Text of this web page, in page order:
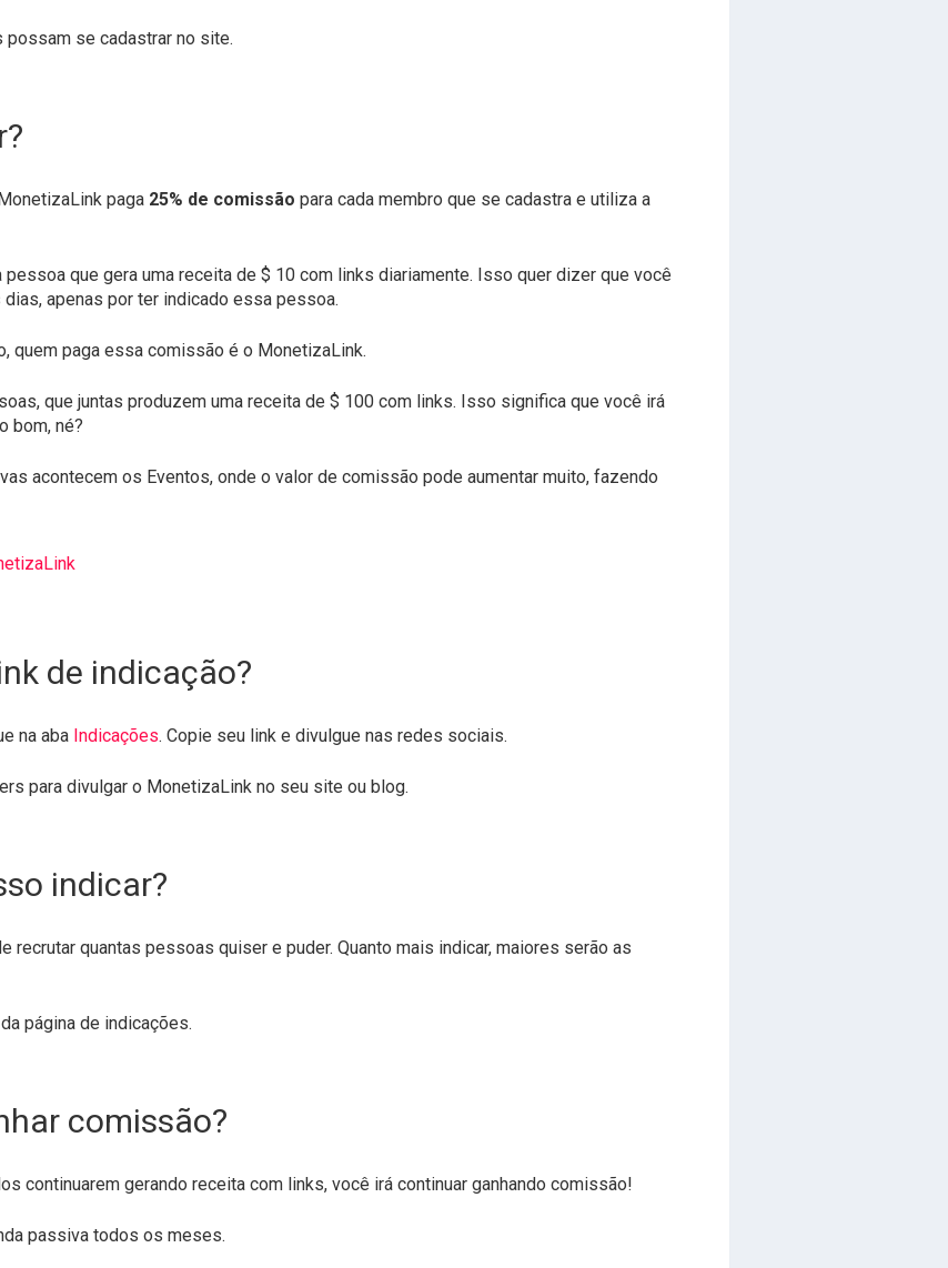
possam se cadastrar no site.
paga 25% de comissão para cada membro que se cadastra e utiliza a
pessoa que gera uma receita de $ 10 com links diariamente. Isso quer dizer que você
apenas por ter indicado essa pessoa.
quem paga essa comissão é o MonetizaLink.
que juntas produzem uma receita de $ 100 com links. Isso significa que você irá
bom, né?
acontecem os Eventos, onde o valor de comissão pode aumentar muito, fazendo
de indicação?
na aba Indicações. Copie seu link e divulgue nas redes sociais.
para divulgar o MonetizaLink no seu site ou blog.
indicar?
recrutar quantas pessoas quiser e puder. Quanto mais indicar, maiores serão as
página de indicações.
comissão?
continuarem gerando receita com links, você irá continuar ganhando comissão!
passiva todos os meses.